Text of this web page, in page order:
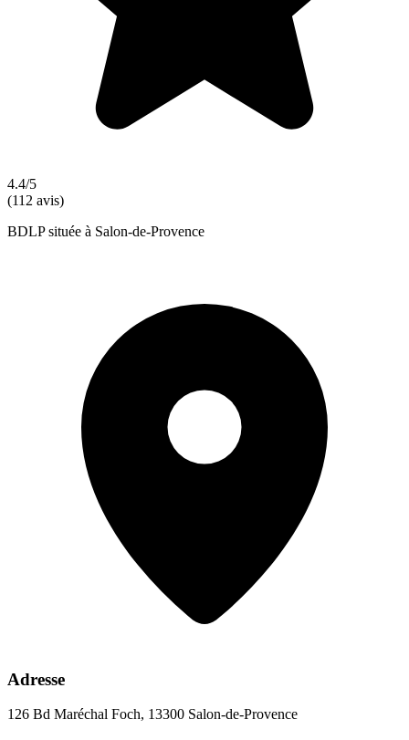
4.4/5
(112 avis)
BDLP située à Salon-de-Provence
Adresse
126 Bd Maréchal Foch, 13300 Salon-de-Provence